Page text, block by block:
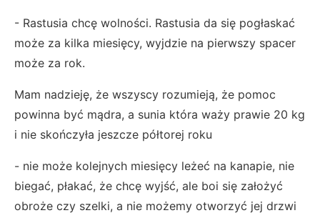
- Rastusia chcę wolności. Rastusia da się pogłaskać
może za kilka miesięcy, wyjdzie na pierwszy spacer
może za rok.
Mam nadzieję, że wszyscy rozumieją, że pomoc
powinna być mądra, a sunia która waży prawie 20 kg
i nie skończyła jeszcze półtorej roku
- nie może kolejnych miesięcy leżeć na kanapie, nie
biegać, płakać, że chcę wyjść, ale boi się założyć
obroże czy szelki, a nie możemy otworzyć jej drzwi